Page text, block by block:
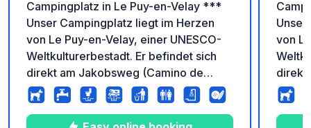
Campingplatz in Le Puy-en-Velay ***
Unser Campingplatz liegt im Herzen
von Le Puy-en-Velay, einer UNESCO-
Weltkulturerbestadt. Er befindet sich
direkt am Jakobsweg (Camino de
Santiago), am Flussufer und am Fuße
der berühmten Felsen, über denen die
Marienstatue und der Kreuzgang
von
direkt
der